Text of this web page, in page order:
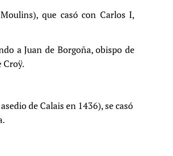
que casó con Carlos I,
a Juan de Borgoña, obispo de
Croÿ.
de Calais en 1436), se casó